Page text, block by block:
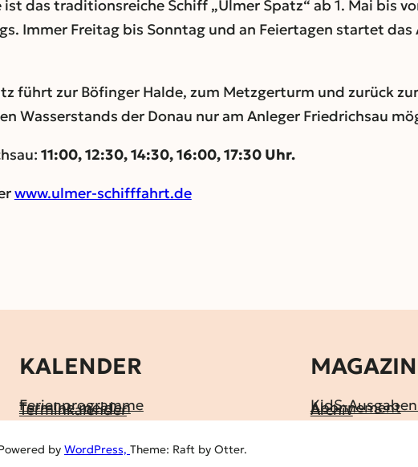
ist das traditionsreiche Schiff „Ulmer Spatz“ ab 1. Mai bis
Immer Freitag bis Sonntag und an Feiertagen startet
führt zur Böfinger Halde, zum Metzgerturm und zurück
Wasserstands der Donau nur am Anleger Friedrichsau
11:00, 12:30, 14:30, 16:00, 17:30 Uhr.
www.ulmer-schifffahrt.de
KALENDER
Ferienprogramme
Termine melden
Terminkalender
MAGAZIN
KidS-
Abonnement
Archiv
by WordPress, Theme: Raft by Otter.